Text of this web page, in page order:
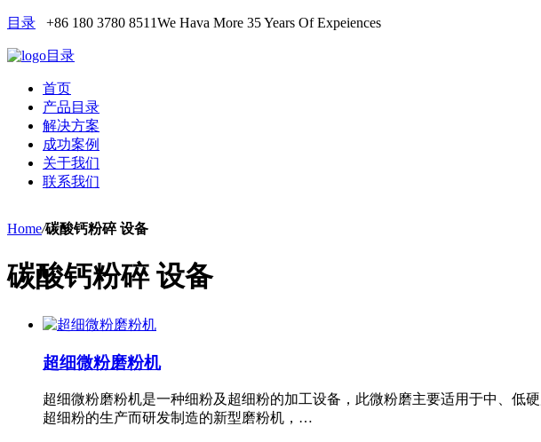
目录 +86 180 3780 8511We Hava More 35 Years Of Expeiences
目录
首页
产品目录
解决方案
成功案例
关于我们
联系我们
Home/碳酸钙粉碎 设备
碳酸钙粉碎 设备
超细微粉磨粉机
超细微粉磨粉机是一种细粉及超细粉的加工设备，此微粉磨主要适用于中、低
超细粉的生产而研发制造的新型磨粉机，…